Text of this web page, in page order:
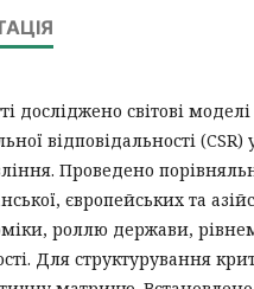
досліджено світові
відповідальності
Проведено
європейських та
роллю держави, рівнем
Для структурування